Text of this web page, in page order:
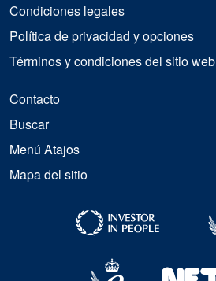
Condiciones legales
Política de privacidad y opciones
Términos y condiciones del sitio web
Contacto
Buscar
Menú Atajos
Mapa del sitio